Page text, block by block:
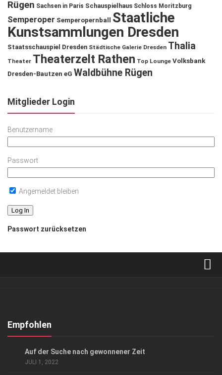
Rügen Sachsen in Paris Schauspielhaus Schloss Moritzburg
Semperoper Semperopernball
Staatliche
Kunstsammlungen Dresden
Staatsschauspiel Dresden Städtische Galerie Dresden Thalia
Theater Theaterzelt Rathen Top Lounge Volksbank
Dresden-Bautzen eG Waldbühne Rügen
Mitglieder Login
Benutzername
Passwort
Angemeldet bleiben
Passwort zurücksetzen
Kontakt, Impressum
Empfohlen
Auf der Suche nach gewonnener Zeit
JULI 1, 2022